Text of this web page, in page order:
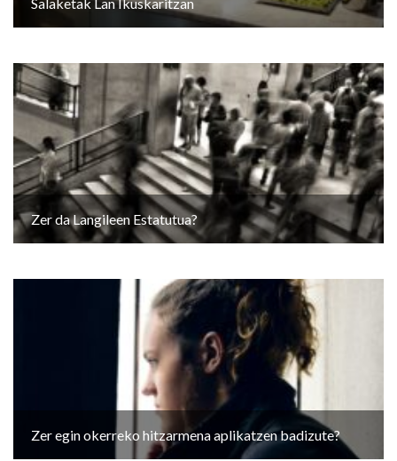
Zer da Langileen Estatutua?
Zer egin okerreko hitzarmena aplikatzen badizute?